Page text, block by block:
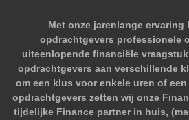
Met onze jarenlange ervaring
opdrachtgevers professionele
uiteenlopende financiële
opdrachtgevers aan verschillende
om een klus voor enkele uren of
opdrachtgevers zetten wij onze
tijdelijke Finance partner in huis,